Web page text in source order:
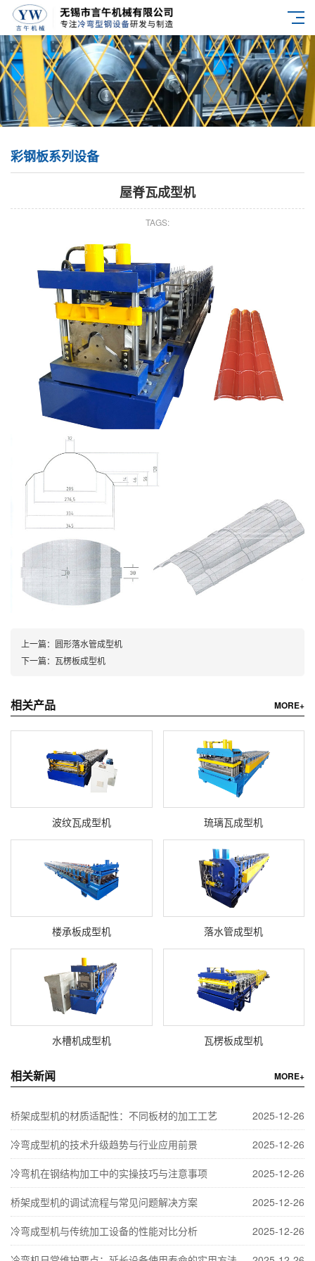
彩钢板系列设备
屋脊瓦成型机
TAGS:
上一篇： 圆形落水管成型机
下一篇： 瓦楞板成型机
相关产品 MORE+
波纹瓦成型机 琉璃瓦成型机
楼承板成型机 落水管成型机
水槽机成型机 瓦楞板成型机
相关新闻 MORE+
桥架成型机的材质适配性：不同板材的加工工艺 2025-12-26
冷弯成型机的技术升级趋势与行业应用前景 2025-12-26
冷弯机在钢结构加工中的实操技巧与注意事项 2025-12-26
桥架成型机的调试流程与常见问题解决方案 2025-12-26
冷弯成型机与传统加工设备的性能对比分析 2025-12-26